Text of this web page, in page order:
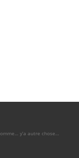
y’a autre chose…